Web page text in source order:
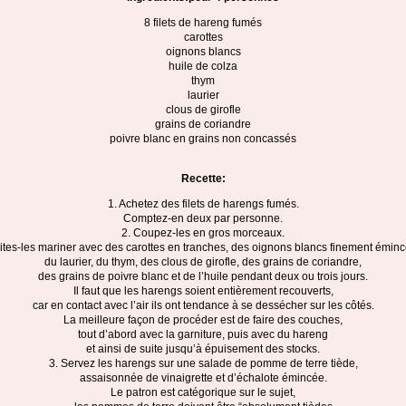
8 filets de hareng fumés
carottes
oignons blancs
huile de colza
thym
laurier
clous de girofle
grains de coriandre
poivre blanc en grains non concassés
Recette:
1. Achetez des filets de harengs fumés.
Comptez-en deux par personne.
2. Coupez-les en gros morceaux.
les mariner avec des carottes en tranches, des oignons blancs finement
du laurier, du thym, des clous de girofle, des grains de coriandre,
des grains de poivre blanc et de l’huile pendant deux ou trois jours.
Il faut que les harengs soient entièrement recouverts,
car en contact avec l’air ils ont tendance à se dessécher sur les côtés.
La meilleure façon de procéder est de faire des couches,
tout d’abord avec la garniture, puis avec du hareng
et ainsi de suite jusqu’à épuisement des stocks.
3. Servez les harengs sur une salade de pomme de terre tiède,
assaisonnée de vinaigrette et d’échalote émincée.
Le patron est catégorique sur le sujet,